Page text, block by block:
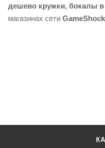
дешево кружки, бокалы
магазинах сети GameShock